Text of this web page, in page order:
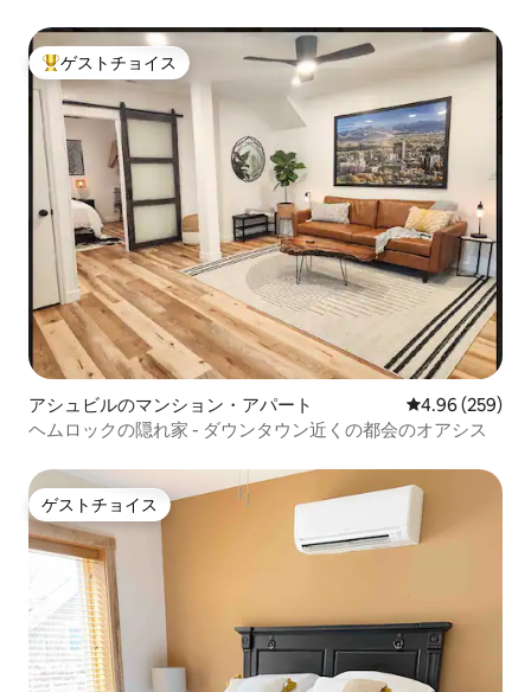
大好評のゲストチョイスです。
ゲストチョイス
アシュビルのマンション・アパート レビュー259
4.96 (259)
ヘムロックの隠れ家 - ダウンタウン近くの都会のオアシス
ゲストチョイス
ゲストチョイス